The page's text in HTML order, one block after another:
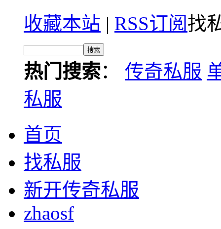
收藏本站 | RSS订阅找
热门搜索： 传奇私服
私服
首页
找私服
新开传奇私服
zhaosf